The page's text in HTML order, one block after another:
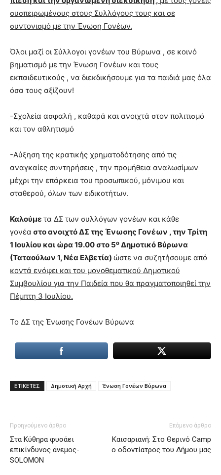
συσπειρωμένους στους Συλλόγους τους και σε
συντονισμό με την Ένωση Γονέων.
Όλοι μαζί οι Σύλλογοι γονέων του Βύρωνα , σε κοινό
βηματισμό με την Ένωση Γονέων και τους
εκπαιδευτικούς , να διεκδικήσουμε για τα παιδιά μας όλα
όσα τους αξίζουν!
-Σχολεία ασφαλή , καθαρά και ανοιχτά στον πολιτισμό
και τον αθλητισμό
-Αύξηση της κρατικής χρηματοδότησης από τις
αναγκαίες συντηρήσεις , την προμήθεια αναλωσίμων
μέχρι την επάρκεια του προσωπικού, μόνιμου και
σταθερού, όλων των ειδικοτήτων.
Καλούμε τα ΔΣ των συλλόγων γονέων και κάθε
γονέα στο ανοιχτό ΔΣ της Ένωσης Γονέων , την Τρίτη
1 Ιουλίου και ώρα 19.00 στο 5ο Δημοτικό Βύρωνα
(Ταταούλων 1, Νέα Ελβετία) ώστε να συζητήσουμε από
κοντά ενόψει και του μονοθεματικού Δημοτικού
Συμβουλίου για την Παιδεία που θα πραγματοποιηθεί την
Πέμπτη 3 Ιουλίου.
Το ΔΣ της Ένωσης Γονέων Βύρωνα
ΕΤΙΚΕΤΕΣ Δημοτική Αρχή Ένωση Γονέων Βύρωνα
Προηγούμενο άρθρο
Στα Κύθηρα φυσάει
επικίνδυνος άνεμος-
SOLOMON
Επόμενο άρθρο
Καισαριανή: Στο Θερινό Camp
ο οδοντίατρος του Δήμου μας